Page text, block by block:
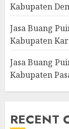
Kabupaten
Jasa Buang
Kabupaten
Jasa Buang
Kabupaten
RECENT